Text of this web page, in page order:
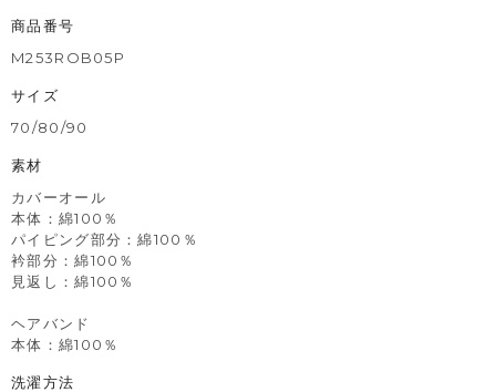
商品番号
M253ROB05P
サイズ
70/80/90
素材
カバーオール
本体：綿100％
パイピング部分：綿100％
衿部分：綿100％
見返し：綿100％
ヘアバンド
本体：綿100％
洗濯方法